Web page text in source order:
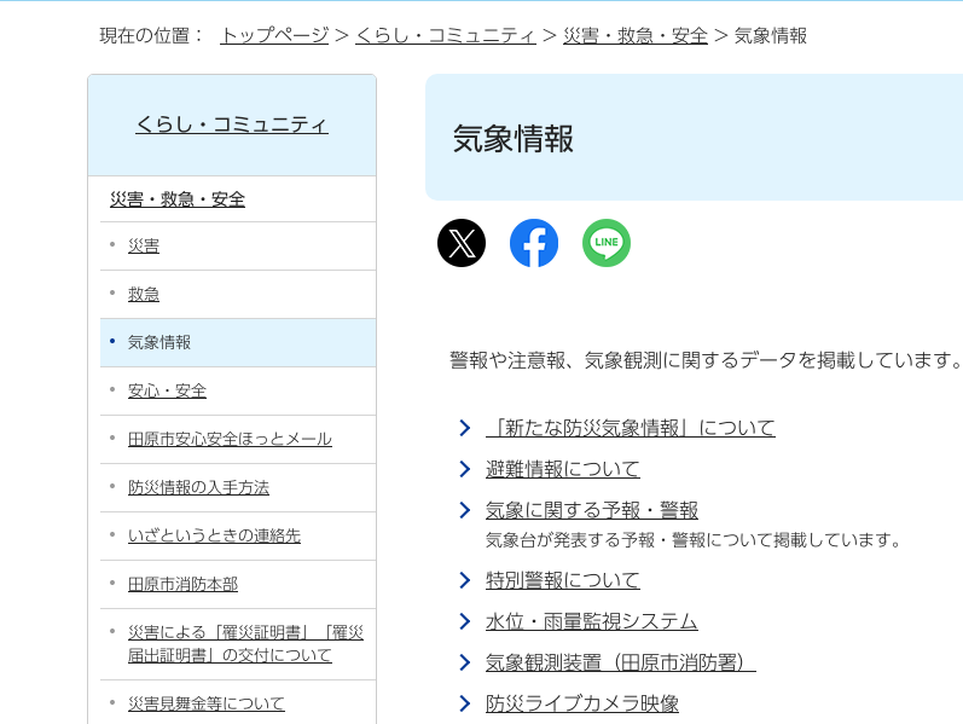
現在の位置： トップページ > くらし・コミュニティ > 災害・救急・安全 > 気象情報
気象情報
警報や注意報、気象観測に関するデータを掲載しています。
「新たな防災気象情報」について
避難情報について
気象に関する予報・警報
気象台が発表する予報・警報について掲載しています。
特別警報について
水位・雨量監視システム
気象観測装置（田原市消防署）
防災ライブカメラ映像
くらし・コミュニティ
災害・救急・安全
災害
救急
気象情報
安心・安全
田原市安心安全ほっとメール
防災情報の入手方法
いざというときの連絡先
田原市消防本部
災害による「罹災証明書」「罹災
届出証明書」の交付について
災害見舞金等について